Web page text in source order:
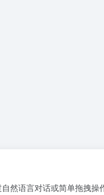
然语言对话或简单拖拽